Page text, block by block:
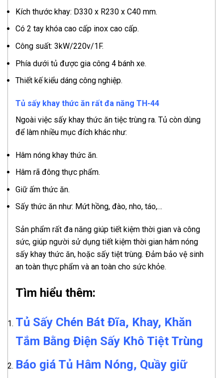
Kích thước khay: D330 x R230 x C40 mm.
Có 2 tay khóa cao cấp inox cao cấp.
Công suất: 3kW/220v/1F.
Phía dưới tủ được gia công 4 bánh xe.
Thiết kế kiểu dáng công nghiệp.
Tủ sấy khay thức ăn rất đa năng TH-44
Ngoài việc sấy khay thức ăn tiệc trùng ra. Tủ còn dùng
để làm nhiều mục đích khác như:
Hâm nóng khay thức ăn.
Hâm rã đông thực phẩm.
Giữ ấm thức ăn.
Sấy thức ăn như: Mứt hồng, đào, nho, táo,…
Sản phẩm rất đa năng giúp tiết kiệm thời gian và công
sức, giúp người sử dụng tiết kiệm thời gian hâm nóng
sấy khay thức ăn, hoặc sấy tiệt trùng. Đảm bảo vệ sinh
an toàn thực phẩm và an toàn cho sức khỏe.
Tìm hiểu thêm:
Tủ Sấy Chén Bát Đĩa, Khay, Khăn
Tắm Bằng Điện Sấy Khô Tiệt Trùng
Báo giá Tủ Hâm Nóng, Quầy giữ